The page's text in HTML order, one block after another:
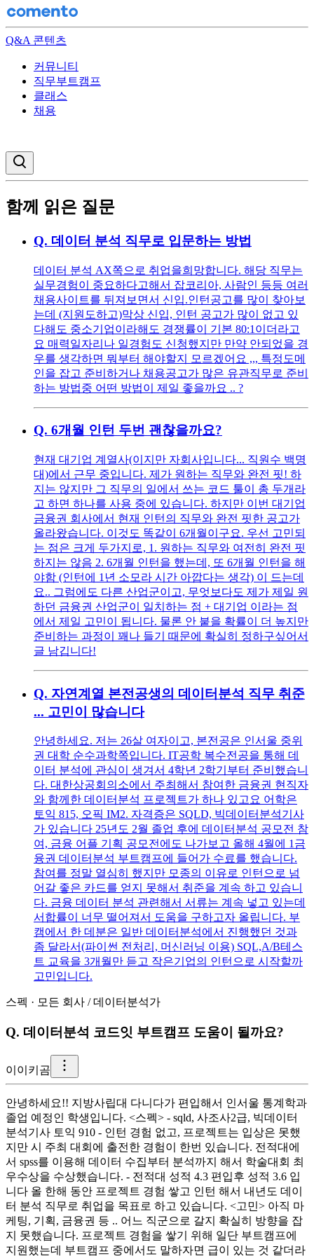
Q&A 콘텐츠
커뮤니티
직무부트캠프
클래스
채용
함께 읽은 질문
Q. 데이터 분석 직무로 입문하는 방법
데이터 분석 AX쪽으로 취업을희망합니다. 해당 직무는
실무경험이 중요하다고해서 잡코리아, 사람인 등등 여러
채용사이트를 뒤져보면서 신입.인턴공고를 많이 찾아보
는데 (지원도하고)막상 신입, 인턴 공고가 많이 없고 있
다해도 중소기업이라해도 경쟁률이 기본 80:1이더라고
요 매력일자리나 일경험도 신청했지만 만약 안되었을 경
우를 생각하면 뭐부터 해야할지 모르겠어요 ,,, 특정도메
인을 잡고 준비하거나 채용공고가 많은 유관직무로 준비
하는 방법중 어떤 방법이 제일 좋을까요 .. ?
Q. 6개월 인턴 두번 괜찮을까요?
현재 대기업 계열사(이지만 자회사입니다... 직원수 백명
대)에서 근무 중입니다. 제가 원하는 직무와 완전 핏! 하
지는 않지만 그 직무의 일에서 쓰는 코드 툴이 총 두개라
고 하면 하나를 사용 중에 있습니다. 하지만 이번 대기업
금융권 회사에서 현재 인턴의 직무와 완전 핏한 공고가
올라왔습니다. 이것도 똑같이 6개월이구요. 우선 고민되
는 점은 크게 두가지로, 1. 원하는 직무와 여전히 완전 핏
하지는 않음 2. 6개월 인턴을 했는데, 또 6개월 인턴을 해
야함 (인턴에 1년 소모라 시간 아깝다는 생각) 이 드는데
요.. 그럼에도 다른 산업군이고, 무엇보다도 제가 제일 원
하던 금융권 산업군이 일치하는 점 + 대기업 이라는 점
에서 제일 고민이 됩니다. 물론 안 붙을 확률이 더 높지만
준비하는 과정이 꽤나 들기 때문에 확실히 정하구싶어서
글 남깁니다!
Q. 자연계열 본전공생의 데이터분석 직무 취준
... 고민이 많습니다
안녕하세요. 저는 26살 여자이고, 본전공은 인서울 중위
권 대학 순수과학쪽입니다. IT공학 복수전공을 통해 데
이터 분석에 관심이 생겨서 4학년 2학기부터 준비했습니
다. 대한상공회의소에서 주최해서 참여한 금융권 현직자
와 함께한 데이터분석 프로젝트가 하나 있고요 어학은
토익 815, 오픽 IM2. 자격증은 SQLD, 빅데이터분석기사
가 있습니다 25년도 2월 졸업 후에 데이터분석 공모전 참
여, 금융 어플 기획 공모전에도 나가보고 올해 4월에 1금
융권 데이터분석 부트캠프에 들어가 수료를 했습니다.
참여를 정말 열심히 했지만 모종의 이유로 인턴으로 넘
어갈 좋은 카드를 얻지 못해서 취준을 계속 하고 있습니
다. 금융 데이터 분석 관련해서 서류는 계속 넣고 있는데
서합률이 너무 떨어져서 도움을 구하고자 올립니다. 부
캠에서 한 데분은 일반 데이터분석에서 진행했던 것과
좀 달라서(파이썬 전처리, 머신러닝 이용) SQL,A/B테스
트 교육을 3개월만 듣고 작은기업의 인턴으로 시작할까
고민입니다.
스펙 · 모든 회사 /데이터분석가
Q. 데이터분석 코드잇 부트캠프 도움이 될까요?
이 이키곰
안녕하세요!! 지방사립대 다니다가 편입해서 인서울 통계학과
졸업 예정인 학생입니다. <스펙> - sqld, 사조사2급, 빅데이터
분석기사 토익 910 - 인턴 경험 없고, 프로젝트는 입상은 못했
지만 시 주최 대회에 출전한 경험이 한번 있습니다. 전적대에
서 spss를 이용해 데이터 수집부터 분석까지 해서 학술대회 최
우수상을 수상했습니다. - 전적대 성적 4.3 편입후 성적 3.6 입
니다 올 한해 동안 프로젝트 경험 쌓고 인턴 해서 내년도 데이
터 분석 직무로 취업을 목표로 하고 있습니다. <고민> 아직 마
케팅, 기획, 금융권 등 .. 어느 직군으로 갈지 확실히 방향을 잡
지 못했습니다. 프로젝트 경험을 쌓기 위해 일단 부트캠프에
지원했는데 부트캠프 중에서도 말하자면 급이 있는 것 같더라